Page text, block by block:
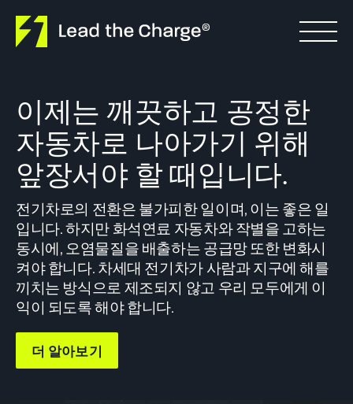
이제는 깨끗하고 공정한
자동차로 나아가기 위해
앞장서야 할 때입니다.
전기차로의 전환은 불가피한 일이며, 이는 좋은 일
입니다. 하지만 화석연료 자동차와 작별을 고하는
동시에, 오염물질을 배출하는 공급망 또한 변화시
켜야 합니다. 차세대 전기차가 사람과 지구에 해를
끼치는 방식으로 제조되지 않고 우리 모두에게 이
익이 되도록 해야 합니다.
더 알아보기